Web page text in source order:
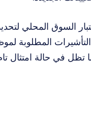
السوق المحلي
المطلوبة
تظل في حالة امتثال